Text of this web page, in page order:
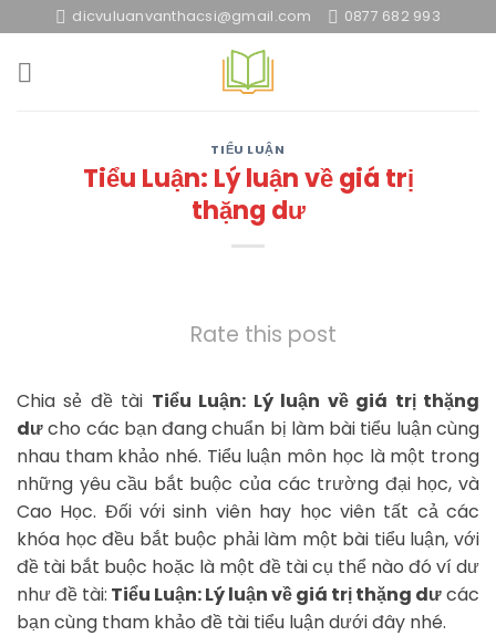
to
content
dicvuluanvanthacsi@gmail.com 0877 682 993
TIỂU LUẬN
Tiểu Luận: Lý luận về giá trị
thặng dư
Rate this post
Chia sẻ đề tài Tiểu Luận: Lý luận về giá trị thặng
dưcho các bạn đang chuẩn bị làm bài tiểu luận cùng
nhau tham khảo nhé. Tiểu luận môn học là một trong
những yêu cầu bắt buộc của các trường đại học, và
Cao Học. Đối với sinh viên hay học viên tất cả các
khóa học đều bắt buộc phải làm một bài tiểu luận, với
đề tài bắt buộc hoặc là một đề tài cụ thể nào đó ví dư
như đề tài: Tiểu Luận: Lý luận về giá trị thặng dưcác
bạn cùng tham khảo đề tài tiểu luận dưới đây nhé.